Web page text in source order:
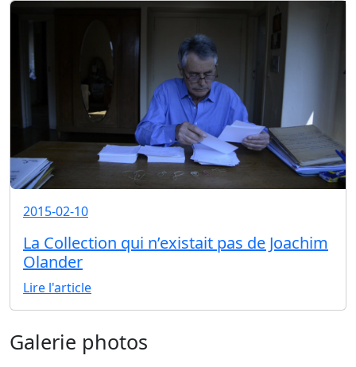
2015-02-10
La Collection qui n’existait pas de Joachim
Olander
Lire l'article
Galerie photos